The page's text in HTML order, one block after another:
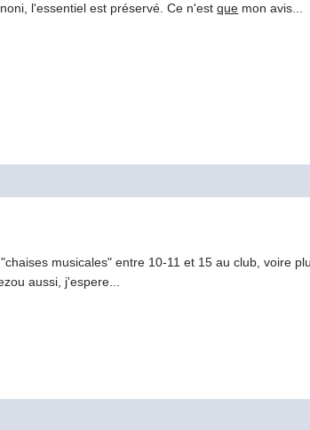
l'essentiel est préservé. Ce n'estque mon avis...
musicales" entre 10-11 et 15 au club, voire
aussi, j'espere...